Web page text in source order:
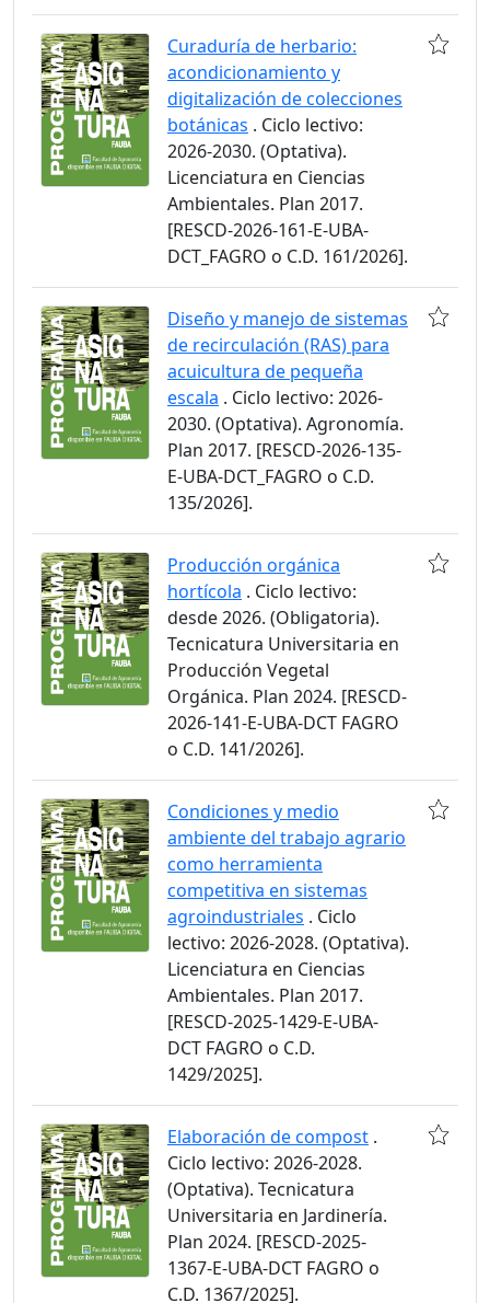
Curaduría de herbario:
acondicionamiento y
digitalización de colecciones
botánicas . Ciclo lectivo:
2026-2030. (Optativa).
Licenciatura en Ciencias
Ambientales. Plan 2017.
[RESCD-2026-161-E-UBA-
DCT_FAGRO o C.D. 161/2026].
Diseño y manejo de sistemas
de recirculación (RAS) para
acuicultura de pequeña
escala . Ciclo lectivo: 2026-
2030. (Optativa). Agronomía.
Plan 2017. [RESCD-2026-135-
E-UBA-DCT_FAGRO o C.D.
135/2026].
Producción orgánica
hortícola . Ciclo lectivo:
desde 2026. (Obligatoria).
Tecnicatura Universitaria en
Producción Vegetal
Orgánica. Plan 2024. [RESCD-
2026-141-E-UBA-DCT FAGRO
o C.D. 141/2026].
Condiciones y medio
ambiente del trabajo agrario
como herramienta
competitiva en sistemas
agroindustriales . Ciclo
lectivo: 2026-2028. (Optativa).
Licenciatura en Ciencias
Ambientales. Plan 2017.
[RESCD-2025-1429-E-UBA-
DCT FAGRO o C.D.
1429/2025].
Elaboración de compost .
Ciclo lectivo: 2026-2028.
(Optativa). Tecnicatura
Universitaria en Jardinería.
Plan 2024. [RESCD-2025-
1367-E-UBA-DCT FAGRO o
C.D. 1367/2025].